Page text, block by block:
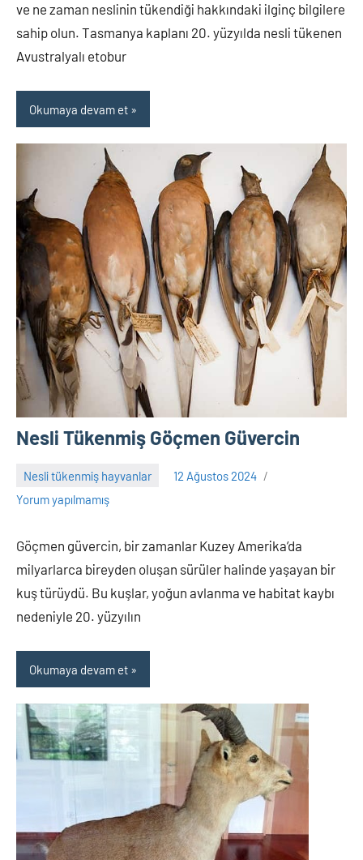
ve ne zaman neslinin tükendiği hakkındaki ilginç bilgilere
sahip olun. Tasmanya kaplanı 20. yüzyılda nesli tükenen
Avustralyalı etobur
Okumaya devam et
Nesli Tükenmiş Göçmen Güvercin
Nesli tükenmiş hayvanlar
12 Ağustos 2024
Adem
Yorum yapılmamış
Göçmen güvercin, bir zamanlar Kuzey Amerika’da
milyarlarca bireyden oluşan sürüler halinde yaşayan bir
kuş türüydü. Bu kuşlar, yoğun avlanma ve habitat kaybı
nedeniyle 20. yüzyılın
Okumaya devam et